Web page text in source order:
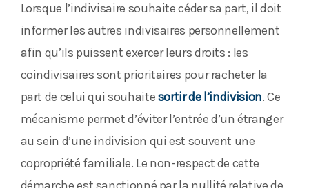
Lorsque l’indivisaire souhaite céder sa part, il doit
informer les autres indivisaires personnellement
afin qu’ils puissent exercer leurs droits : les
coindivisaires sont prioritaires pour racheter la
part de celui qui souhaitesortir de l’indivision. Ce
mécanisme permet d’éviter l’entrée d’un étranger
au sein d’une indivision qui est souvent une
copropriété familiale. Le non-respect de cette